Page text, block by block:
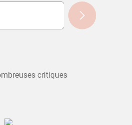
critiques